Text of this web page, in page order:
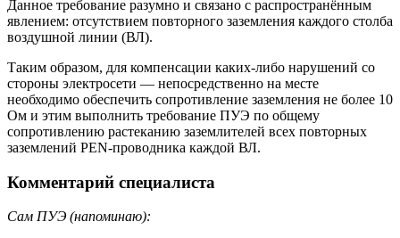
Данное требование разумно и связано с распространённым
явлением: отсутствием повторного заземления каждого столба
воздушной линии (ВЛ).
Таким образом, для компенсации каких-либо нарушений со
стороны электросети — непосредственно на месте
необходимо обеспечить сопротивление заземления не более 10
Ом и этим выполнить требование ПУЭ по общему
сопротивлению растеканию заземлителей всех повторных
заземлений PEN-проводника каждой ВЛ.
Комментарий специалиста
Сам ПУЭ (напоминаю):